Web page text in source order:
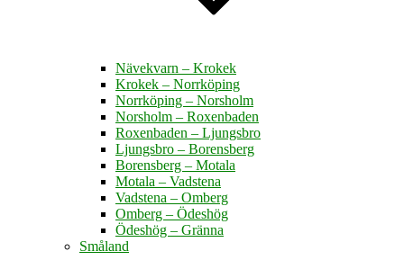
Nävekvarn – Krokek
Krokek – Norrköping
Norrköping – Norsholm
Norsholm – Roxenbaden
Roxenbaden – Ljungsbro
Ljungsbro – Borensberg
Borensberg – Motala
Motala – Vadstena
Vadstena – Omberg
Omberg – Ödeshög
Ödeshög – Gränna
Småland